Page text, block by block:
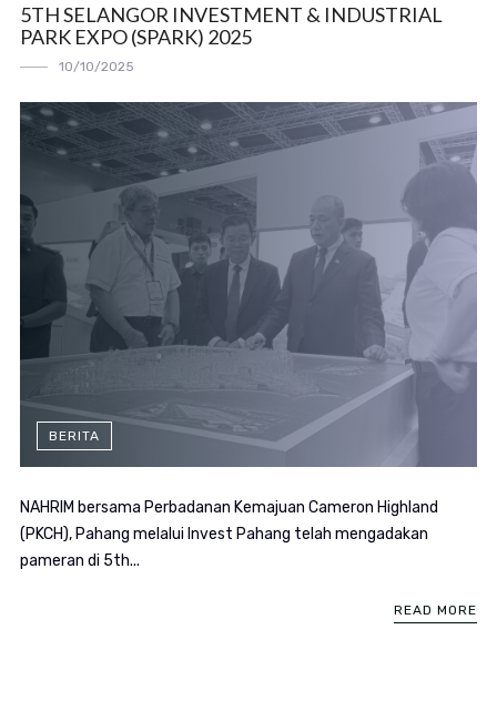
5TH SELANGOR INVESTMENT & INDUSTRIAL
PARK EXPO (SPARK) 2025
10/10/2025
BERITA
NAHRIM bersama Perbadanan Kemajuan Cameron Highland
(PKCH), Pahang melalui Invest Pahang telah mengadakan
pameran di 5th...
READ MORE